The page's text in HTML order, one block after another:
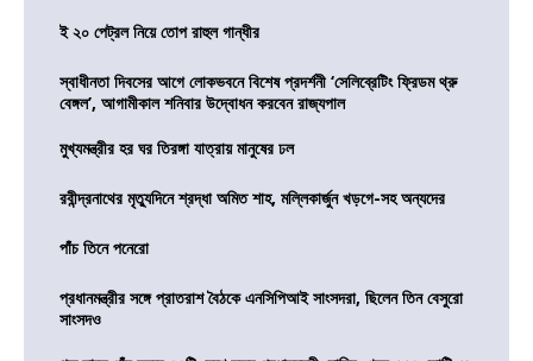
ই ২০ পেট্রল নিয়ে তোপ রাহুল গান্ধীর
স্বাধীনতা দিবসের আগে লোকভবনে বিশেষ প্রদর্শনী ‘সেলিব্রেটিং ফ্রিডম থ্রু
বেঙ্গল’, আগামীকাল শনিবার উদ্বোধন করবেন রাজ্যপাল
মুখ্যমন্ত্রীর হর ঘর তিরঙ্গা যাত্রায় মানুষের ঢল
রবীন্দ্রনাথের মৃত্যুদিনে শ্রদ্ধা অমিত শাহ, মল্লিকার্জুন খড়গে-সহ অন্যদের
পাঁচ তিনে পনেরো
প্রধানমন্ত্রীর সঙ্গে প্রাতরাশ বৈঠকে এনসিপিআই সাংসদরা, ছিলেন তিন বেসুরো
সাংসদও